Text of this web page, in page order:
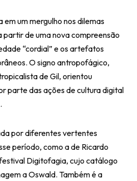
em um mergulho nos dilemas
partir de uma nova compreensão
“cordial” e os artefatos
O signo antropofágico,
de Gil, orientou
parte das ações de cultura digital
por diferentes vertentes
período, como a de Ricardo
Digitofagia, cujo catálogo
a Oswald. Também é a